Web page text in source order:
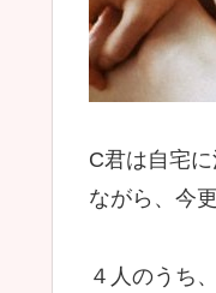
C君は自宅
ながら、今
４人のうち